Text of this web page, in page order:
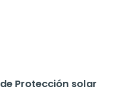
Protección solar